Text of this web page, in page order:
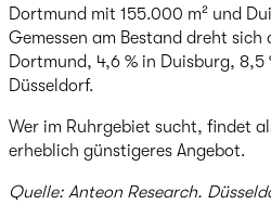
Dortmund mit 155.000 m² und
Gemessen am Bestand dreht sich
Dortmund, 4,6 % in Duisburg, 8,5
Düsseldorf.
Wer im Ruhrgebiet sucht, findet
erheblich günstigeres Angebot.
Quelle: Anteon Research.